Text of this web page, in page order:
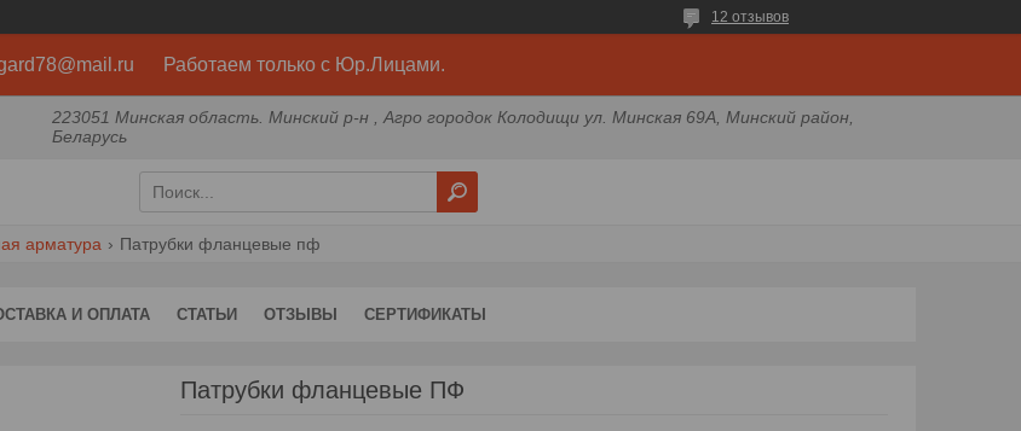
12 отзывов
Работаем только с Юр.Лицами.
223051 Минская область. Минский р-н , Агро городок Колодищи ул. Минская 69А, Минский район,
Беларусь
арматура Патрубки фланцевые пф
И ОПЛАТА СТАТЬИ ОТЗЫВЫ СЕРТИФИКАТЫ
Патрубки фланцевые ПФ